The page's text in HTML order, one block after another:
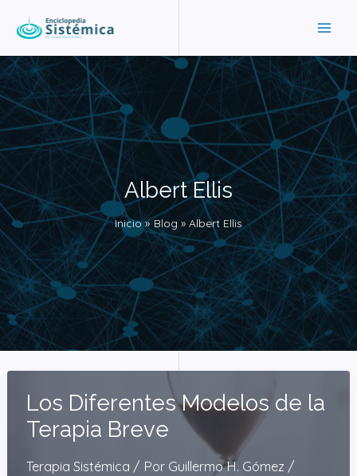
contenido
Albert Ellis
Inicio Blog Albert Ellis
Los Diferentes Modelos de la
Terapia Breve
Terapia Sistémica / Por Guillermo H. Gómez /